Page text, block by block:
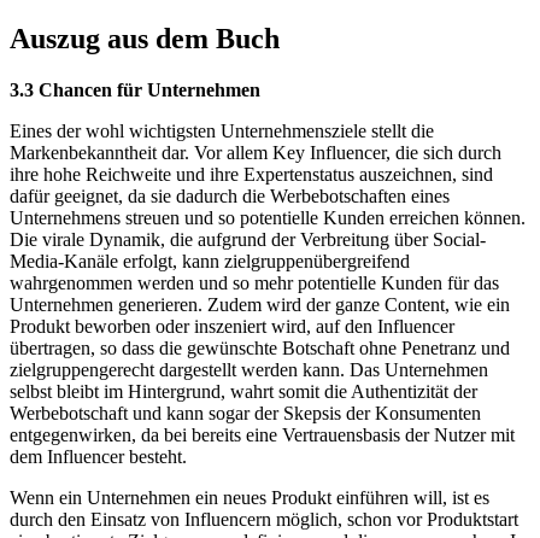
Auszug aus dem Buch
3.3 Chancen für Unternehmen
Eines der wohl wichtigsten Unternehmensziele stellt die
Markenbekanntheit dar. Vor allem Key Influencer, die sich durch
ihre hohe Reichweite und ihre Expertenstatus auszeichnen, sind
dafür geeignet, da sie dadurch die Werbebotschaften eines
Unternehmens streuen und so potentielle Kunden erreichen können.
Die virale Dynamik, die aufgrund der Verbreitung über Social-
Media-Kanäle erfolgt, kann zielgruppenübergreifend
wahrgenommen werden und so mehr potentielle Kunden für das
Unternehmen generieren. Zudem wird der ganze Content, wie ein
Produkt beworben oder inszeniert wird, auf den Influencer
übertragen, so dass die gewünschte Botschaft ohne Penetranz und
zielgruppengerecht dargestellt werden kann. Das Unternehmen
selbst bleibt im Hintergrund, wahrt somit die Authentizität der
Werbebotschaft und kann sogar der Skepsis der Konsumenten
entgegenwirken, da bei bereits eine Vertrauensbasis der Nutzer mit
dem Influencer besteht.
Wenn ein Unternehmen ein neues Produkt einführen will, ist es
durch den Einsatz von Influencern möglich, schon vor Produktstart